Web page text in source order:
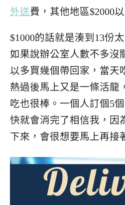
外送費，其他地區$2000
$1000的話就是湊到13份
如果說辦公室人數不多沒
以多買幾個帶回家，當天
熱過後馬上又是一條活龍
吃也很棒。一個人訂個5
快就會消完了相信我，因
下來，會很想要馬上再接